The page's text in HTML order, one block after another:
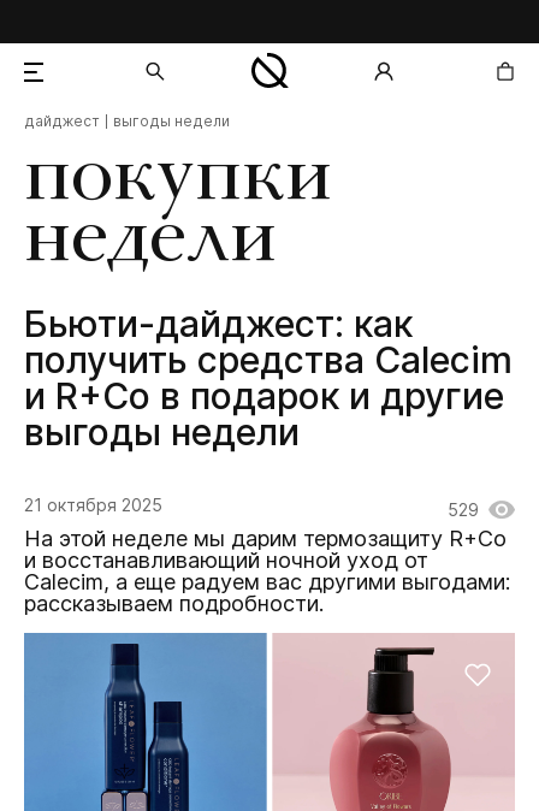
покупки
недели
Бьюти-дайджест: как
получить средства Calecim
и R+Co в подарок и другие
выгоды недели
дайджест выгоды недели
21 октября 2025 529
На этой неделе мы дарим термозащиту R+Co
и восстанавливающий ночной уход от
Calecim, а еще радуем вас другими выгодами:
рассказываем подробности.